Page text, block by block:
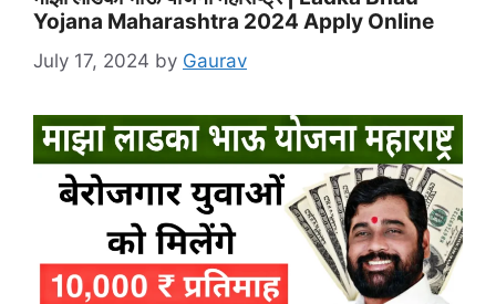
Yojana Maharashtra 2024 Apply Online
July 17, 2024 by Gaurav